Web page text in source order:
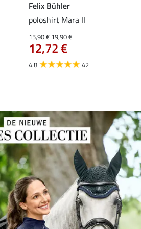
Felix Bühler
poloshirt Mara II
15,90 €19,90 €
12,72 €
4.8 42